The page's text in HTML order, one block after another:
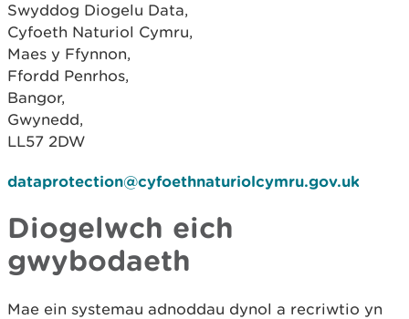
Swyddog Diogelu Data,
Cyfoeth Naturiol Cymru,
Maes y Ffynnon,
Ffordd Penrhos,
Bangor,
Gwynedd,
LL57 2DW
dataprotection@cyfoethnaturiolcymru.gov.uk
Diogelwch eich
gwybodaeth
Mae ein systemau adnoddau dynol a recriwtio yn